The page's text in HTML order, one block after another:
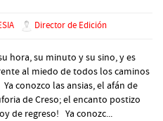
Director de Edición
hora, su minuto y su sino, y es
al miedo de todos los caminos
conozco las ansias, el afán de
de Creso; el encanto postizo
de regreso! Ya conozc...